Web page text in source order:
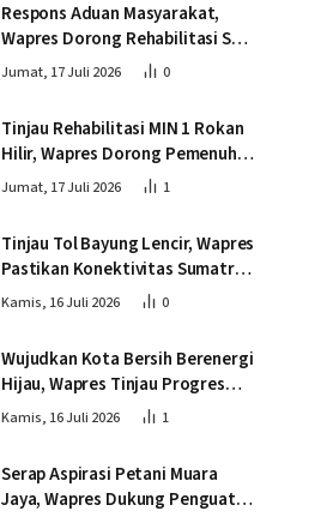
Respons Aduan Masyarakat,
Wapres Dorong Rehabilitasi SDN
016 Serusa Rokan Hilir
Jumat, 17 Juli 2026 0
Tinjau Rehabilitasi MIN 1 Rokan
Hilir, Wapres Dorong Pemenuhan
Sarana Prasarana Pendidikan
Jumat, 17 Juli 2026 1
Tinjau Tol Bayung Lencir, Wapres
Pastikan Konektivitas Sumatra
Berjalan Optimal
Kamis, 16 Juli 2026 0
Wujudkan Kota Bersih Berenergi
Hijau, Wapres Tinjau Progres
Pembangunan PSEL di
Kamis, 16 Juli 2026 1
Serap Aspirasi Petani Muara
Jaya, Wapres Dukung Penguatan